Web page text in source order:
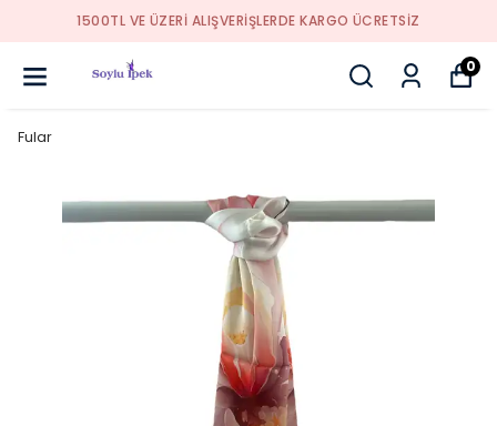
1500TL VE ÜZERİ ALIŞVERİŞLERDE KARGO ÜCRETSİZ
0
Fular